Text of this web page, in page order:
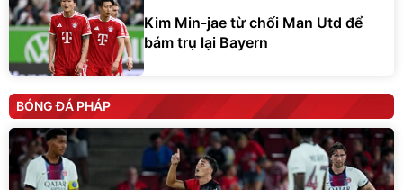
Kim Min-jae từ chối Man Utd để
bám trụ lại Bayern
BÓNG ĐÁ PHÁP